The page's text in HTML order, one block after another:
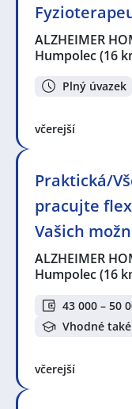
ALZHEIMER
Humpolec(16
Plný úvazek
včerejší
Praktická/
pracujte
Vašich
ALZHEIMER
Humpolec(16
43 000 – 50
Vhodné
včerejší